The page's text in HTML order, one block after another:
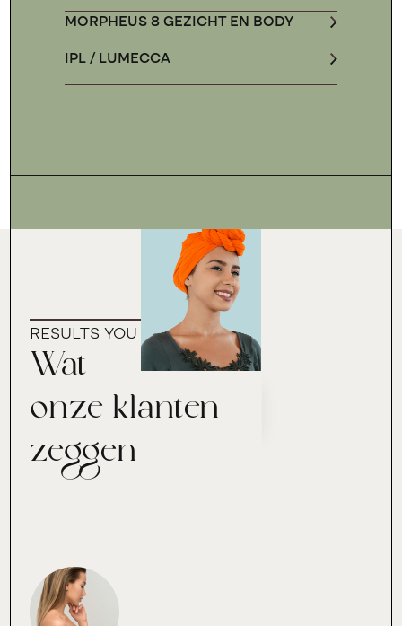
MORPHEUS 8 GEZICHT EN BODY
IPL / LUMECCA
RESULTS YOU CAN TRUST
Wat
onze klanten
zeggen